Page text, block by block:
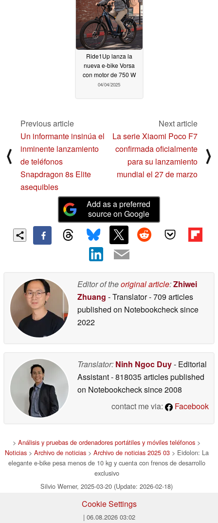
Ride1Up lanza la
nueva e-bike Vorsa
con motor de 750 W
04/04/2025
⟨
Previous article
Un informante insinúa el
inminente lanzamiento
de teléfonos
Snapdragon 8s Elite
asequibles
Next article
La serie Xiaomi Poco F7
confirmada oficialmente
para su lanzamiento
mundial el 27 de marzo
⟩
Add as a preferred
source on Google
Editor of theoriginal article:Zhiwei
Zhuang - Translator- 709 articles
published on Notebookchecksince
2022
Translator: Ninh Ngoc Duy- Editorial
Assistant- 818035 articles published
on Notebookchecksince 2008
contact me via:
Facebook
> Análisis y pruebas de ordenadores portátiles y móviles teléfonos >
Noticias> Archivo de noticias> Archivo de noticias 2025 03> Eidolon: La
elegante e-bike pesa menos de 10 kg y cuenta con frenos de desarrollo
exclusivo
Silvio Werner, 2025-03-20 (Update: 2026-02-18)
Cookie Settings
| 06.08.2026 03:02